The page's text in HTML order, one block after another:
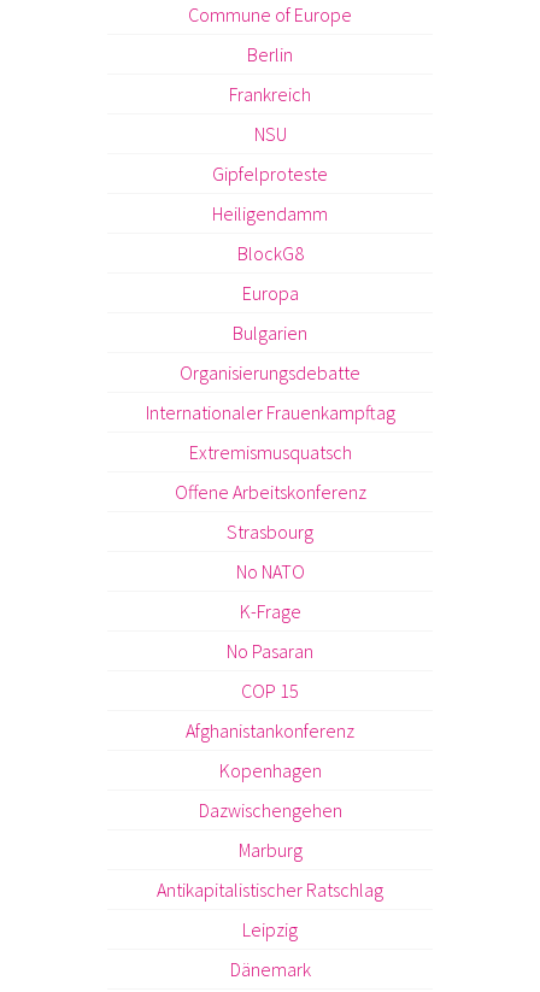
Commune of Europe
Berlin
Frankreich
NSU
Gipfelproteste
Heiligendamm
BlockG8
Europa
Bulgarien
Organisierungsdebatte
Internationaler Frauenkampftag
Extremismusquatsch
Offene Arbeitskonferenz
Strasbourg
No NATO
K-Frage
No Pasaran
COP 15
Afghanistankonferenz
Kopenhagen
Dazwischengehen
Marburg
Antikapitalistischer Ratschlag
Leipzig
Dänemark